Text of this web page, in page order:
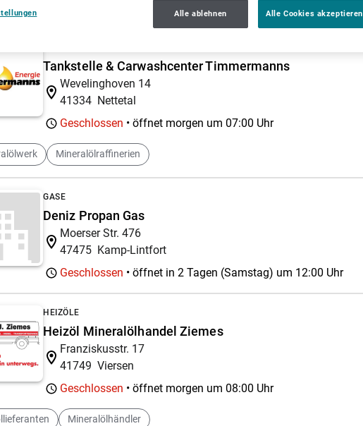
Tankstelle & Carwashcenter Timmermanns
Wevelinghoven 14
41334 Nettetal
Geschlossen • öffnet morgen um 07:00 Uhr
Mineralölraffinerien
GASE
Deniz Propan Gas
Moerser Str. 476
47475 Kamp-Lintfort
Geschlossen • öffnet in 2 Tagen (Samstag) um 12:00 Uhr
HEIZÖLE
Heizöl Mineralölhandel Ziemes
Franziskusstr. 17
41749 Viersen
Geschlossen • öffnet morgen um 08:00 Uhr
Mineralölhändler
Alle ablehnen Alle Cookies akzeptieren